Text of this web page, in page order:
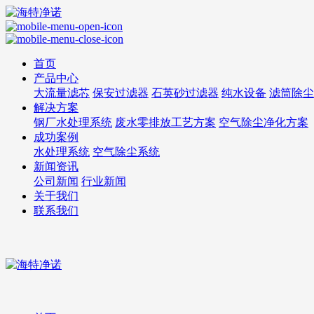
首页
产品中心
大流量滤芯 保安过滤器 石英砂过滤器 纯水设备 滤筒除
解决方案
钢厂水处理系统 废水零排放工艺方案 空气除尘净化方案
成功案例
水处理系统 空气除尘系统
新闻资讯
公司新闻 行业新闻
关于我们
联系我们